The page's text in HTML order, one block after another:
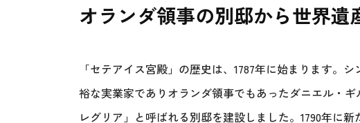
オランダ領事の別邸から世界遺
「セテアイス宮殿」の歴史は、1787年に始まります。
裕な実業家でありオランダ領事でもあったダニエル・
レグリア」と呼ばれる別邸を建設しました。1790年に